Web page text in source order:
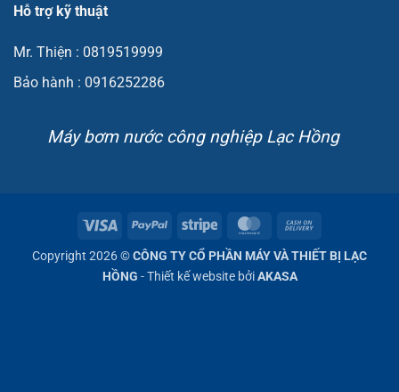
Hỗ trợ kỹ thuật
Mr. Thiện : 0819519999
Bảo hành : 0916252286
Máy bơm nước công nghiệp Lạc Hồng
Visa PayPal Stripe MasterCard
On
Delivery
Copyright 2026 ©CÔNG TY CỔ PHẦN MÁY VÀ THIẾT BỊ LẠC
HỒNG - Thiết kế website bởiAKASA